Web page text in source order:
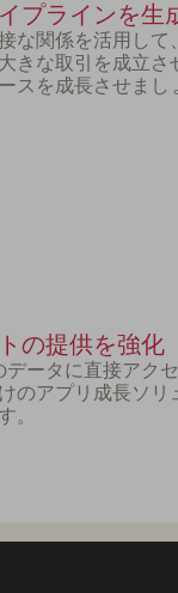
プラインを生
な関係を活用して
きな取引を成立さ
スを成長させまし
の提供を強化
データに直接アク
のアプリ成長ソリ
。